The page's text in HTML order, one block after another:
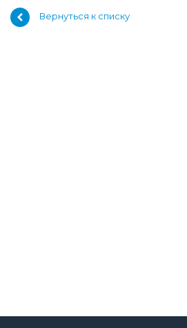
Вернуться к списку